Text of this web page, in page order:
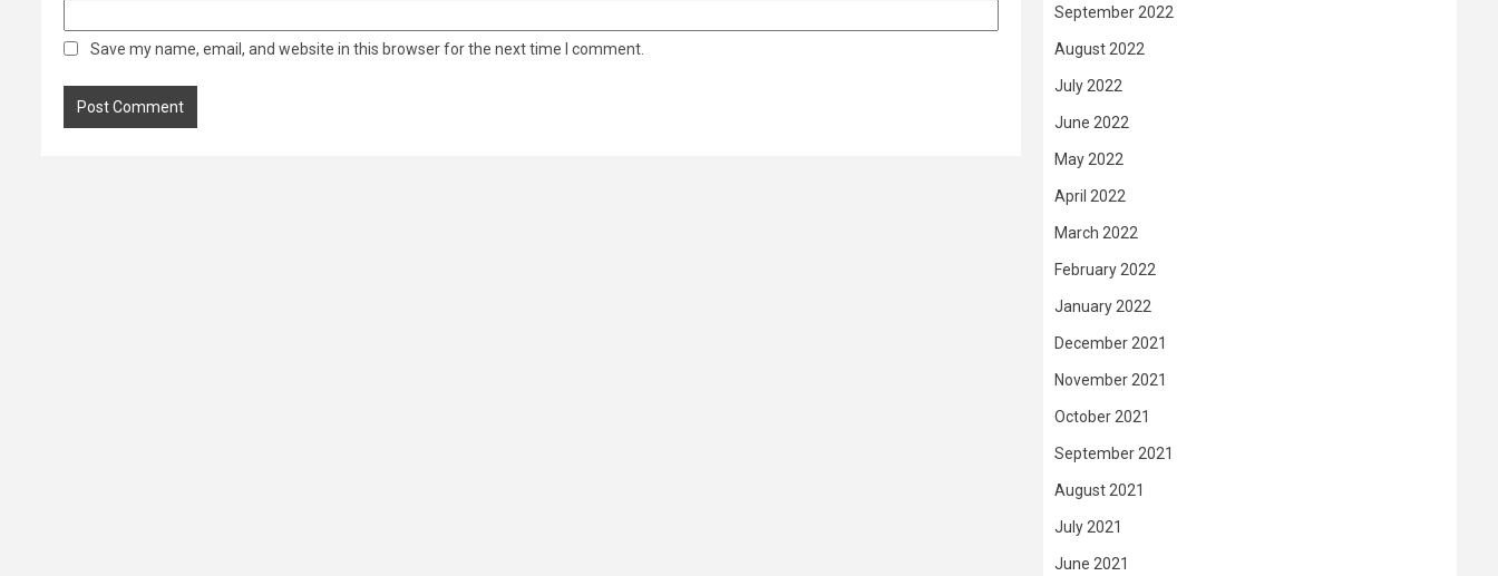
Save my name, email, and website in this browser for the next time I comment.
September 2022
August 2022
July 2022
June 2022
May 2022
April 2022
March 2022
February 2022
January 2022
December 2021
November 2021
October 2021
September 2021
August 2021
July 2021
June 2021